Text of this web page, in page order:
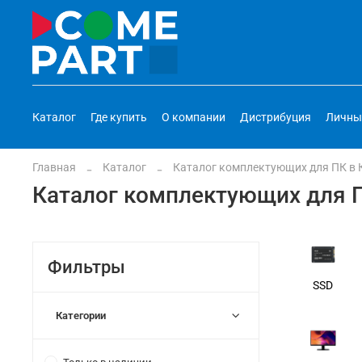
Каталог Где купить О компании Дистрибуция
Главная Каталог Каталог комплектующих для ПК в
Каталог комплектующих для
SSD
Фильтры
Категории